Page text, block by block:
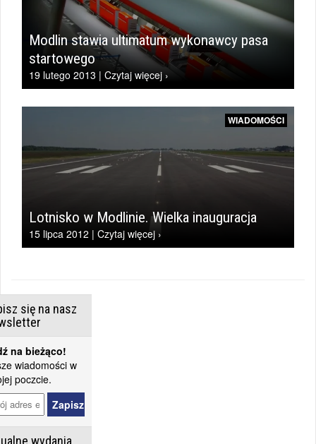
Modlin stawia ultimatum wykonawcy pasa
startowego
19 lutego 2013 | Czytaj więcej ›
WIADOMOŚCI
Lotnisko w Modlinie. Wielka inauguracja
15 lipca 2012 | Czytaj więcej ›
się na nasz
na bieżąco!
wiadomości w
poczcie.
wydania